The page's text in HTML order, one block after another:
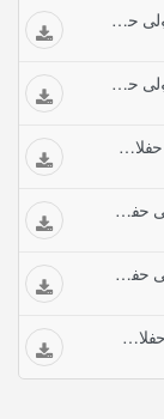
ماتيسر من سورة آل عمران 4 الشيخ السيد متولي حفلات تلاوات مجودة
ماتيسر من سورة آل عمران 5 الشيخ السيد متولي حفلات تلاوات مجودة
ماتيسر من سورة الأحزاب الشيخ السيد متولي حفلات تلاوات مجودة
ماتيسر من سورة الأحزاب 2 الشيخ السيد متولي حفلات تلاوات مجودة
ماتيسر من سورة الأحزاب 3 الشيخ السيد متولي حفلات تلاوات مجودة
ماتيسر من سورة الإسراء الشيخ السيد متولي حفلات تلاوات مجودة